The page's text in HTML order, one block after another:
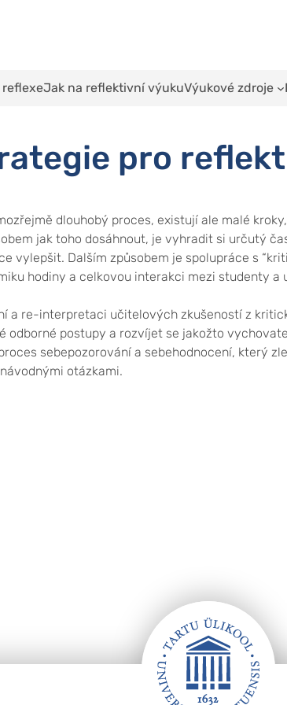
reflexeJak na reflektivní výukuVýukové zdroje
pro
dlouhobý proces, existují ale malé
jak toho dosáhnout, je vyhradit si určutý
vylepšit. Dalším způsobem je spolupráce s
hodiny a celkovou interakci mezi studenty a
a re-interpretaci učitelových zkušeností z
odborné postupy a rozvíjet se jakožto
sebepozorování a sebehodnocení, který
otázkami.